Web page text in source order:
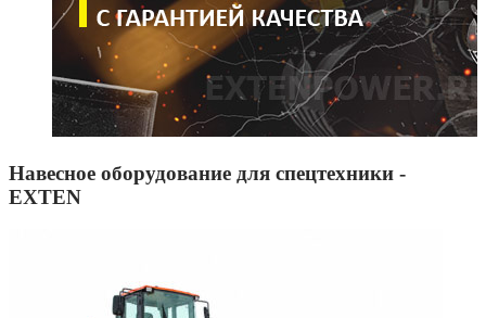
Навесное оборудование для спецтехники -
EXTEN